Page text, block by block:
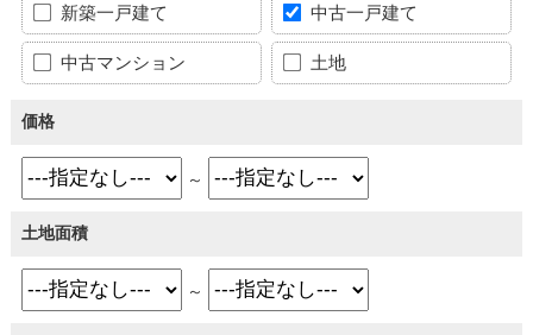
新築一戸建て 中古一戸建て
中古マンション 土地
価格
～
土地面積
～